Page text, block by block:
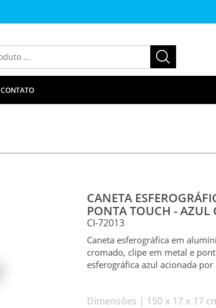
CONTATO
CANETA
PONTA TOUCH - AZUL
CI-72013
Caneta esferográfica em
cromado, clipe em metal e
esferográfica azul acionada
Dimensões | 150 x 17 x 17